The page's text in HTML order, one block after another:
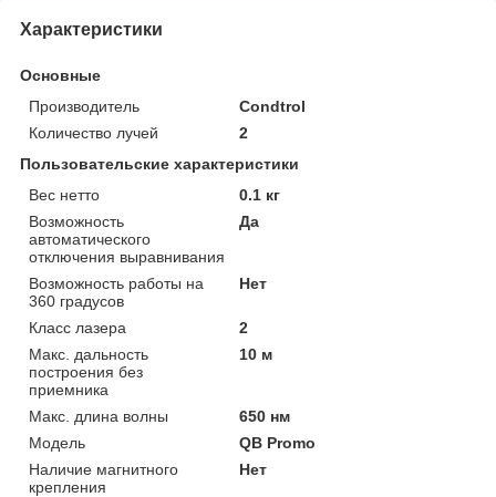
Характеристики
Основные
Производитель
Condtrol
Количество лучей
2
Пользовательские характеристики
Вес нетто
0.1 кг
Возможность
автоматического
отключения выравнивания
Да
Возможность работы на
360 градусов
Нет
Класс лазера
2
Макс. дальность
построения без
приемника
10 м
Макс. длина волны
650 нм
Модель
QB Promo
Наличие магнитного
крепления
Нет